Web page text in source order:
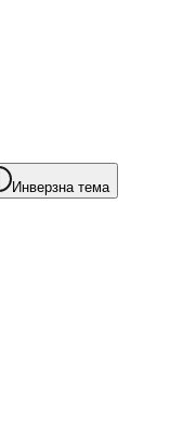
Инверзна тема